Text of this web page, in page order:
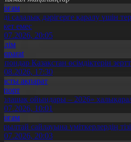
салалық дәрігерге қаралу үшін
емес
20:05
Қазақстан өсімдіктерін
17:30
ақпарат
ойындары – 2026»
10:01
сайлауына үміткерлердің
20:03